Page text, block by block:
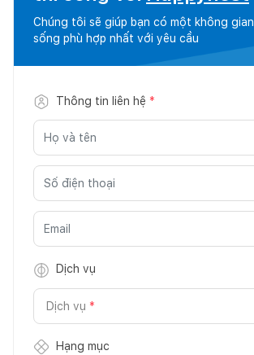
Chúng tôi sẽ giúp bạn có một không gian
sống phù hợp nhất với yêu cầu
Thông tin liên hệ *
Dịch vụ
Dịch vụ *
Hạng mục